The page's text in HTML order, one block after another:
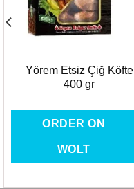
Yörem Etsiz Çiğ Köfte
400 gr
ORDER ON
WOLT